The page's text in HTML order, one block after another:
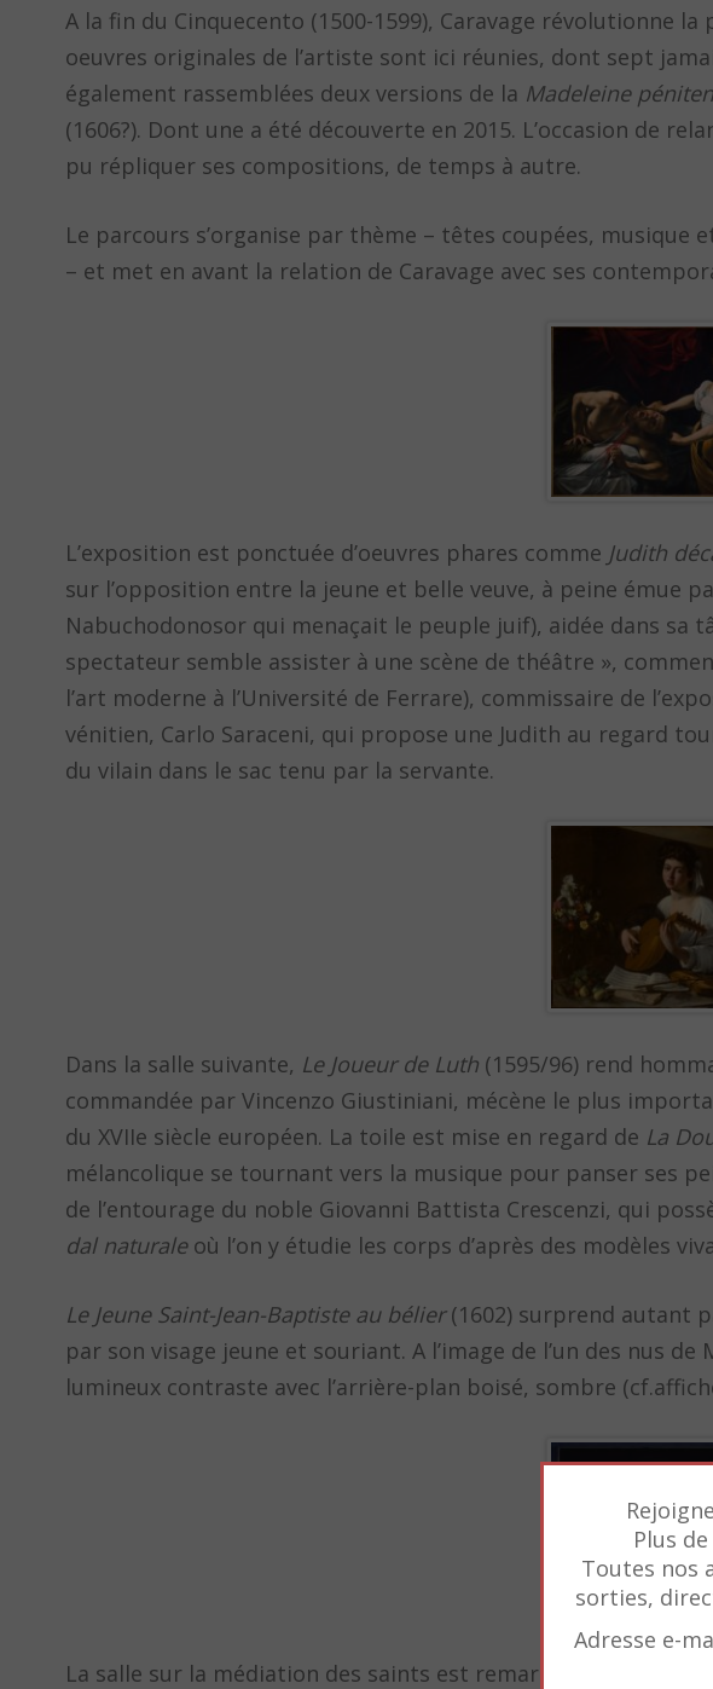
A la fin du Cinquecento (1500-1599), Caravage révolutionne
oeuvres originales de l’artiste sont ici réunies, dont sept
également rassemblées deux versions de la Madeleine
(1606?). Dont une a été découverte en 2015. L’occasion de
pu répliquer ses compositions, de temps à autre.
Le parcours s’organise par thème – têtes coupées,
– et met en avant la relation de Caravage avec ses
L’exposition est ponctuée d’oeuvres phares comme Judith
sur l’opposition entre la jeune et belle veuve, à peine émue
Nabuchodonosor qui menaçait le peuple juif), aidée dans sa
spectateur semble assister à une scène de théâtre »,
l’art moderne à l’Université de Ferrare), commissaire de
vénitien, Carlo Saraceni, qui propose une Judith au regard
du vilain dans le sac tenu par la servante.
Dans la salle suivante, Le Joueur de Luth (1595/96) rend
commandée par Vincenzo Giustiniani, mécène le plus
du XVIIe siècle européen. La toile est mise en regard de La
mélancolique se tournant vers la musique pour panser ses
de l’entourage du noble Giovanni Battista Crescenzi, qui
dal naturale où l’on y étudie les corps d’après des modèles
Le Jeune Saint-Jean-Baptiste au bélier(1602) surprend autant
par son visage jeune et souriant. A l’image de l’un des nus
lumineux contraste avec l’arrière-plan boisé, sombre
La salle sur la médiation des saints est remarquable, en
Plus
Toutes nos
sorties,
Adresse e-